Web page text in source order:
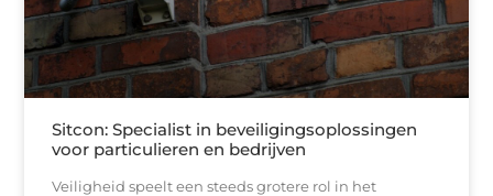
Sitcon: Specialist in beveiligingsoplossingen
voor particulieren en bedrijven
Veiligheid speelt een steeds grotere rol in het